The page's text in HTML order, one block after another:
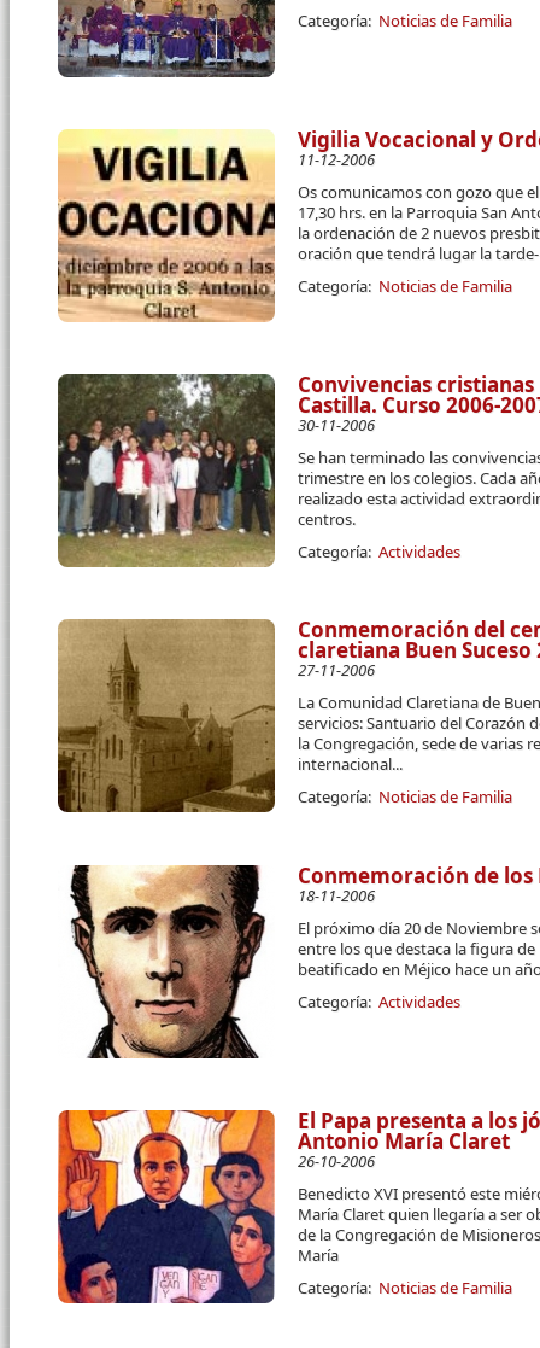
Categoría: Noticias de Familia
Vigilia Vocacional y
11-12-2006
Os comunicamos con gozo que
17,30 hrs. en la Parroquia San
la ordenación de 2 nuevos
oración que tendrá lugar la
Categoría: Noticias de Familia
Convivencias cristianas
Castilla. Curso 2006-
30-11-2006
Se han terminado las
trimestre en los colegios. Cada
realizado esta actividad
centros.
Categoría: Actividades
Conmemoración del
claretiana Buen Suceso
27-11-2006
La Comunidad Claretiana de
servicios: Santuario del Corazón
la Congregación, sede de varias
internacional...
Categoría: Noticias de Familia
Conmemoración de los
18-11-2006
El próximo día 20 de Noviembre
entre los que destaca la figura
beatificado en Méjico hace un
Categoría: Actividades
El Papa presenta a los
Antonio María Claret
26-10-2006
Benedicto XVI presentó este
María Claret quien llegaría a ser
de la Congregación de
María
Categoría: Noticias de Familia